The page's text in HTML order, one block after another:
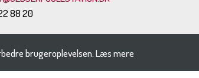
brugeroplevelsen.Læs mere
88 20